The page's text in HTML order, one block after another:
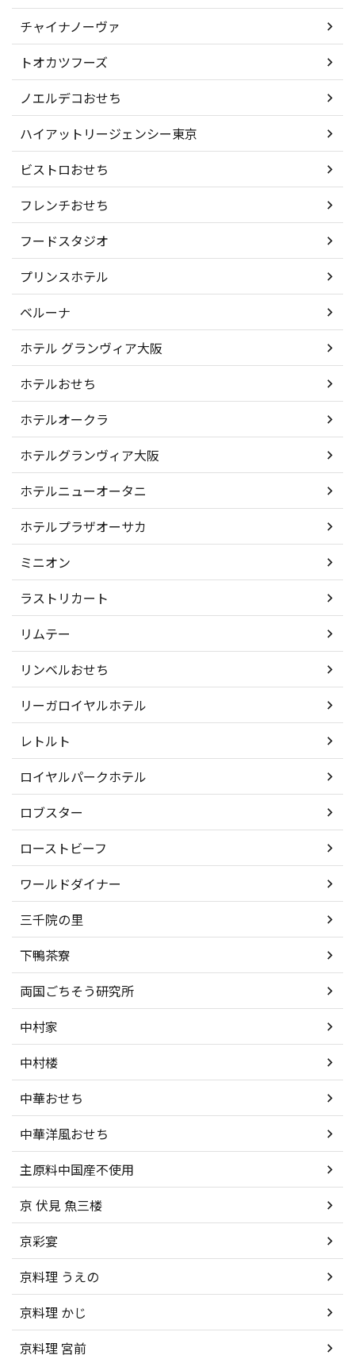
チャイナノーヴァ
トオカツフーズ
ノエルデコおせち
ハイアットリージェンシー東京
ビストロおせち
フレンチおせち
フードスタジオ
プリンスホテル
ベルーナ
ホテル グランヴィア大阪
ホテルおせち
ホテルオークラ
ホテルグランヴィア大阪
ホテルニューオータニ
ホテルプラザオーサカ
ミニオン
ラストリカート
リムテー
リンベルおせち
リーガロイヤルホテル
レトルト
ロイヤルパークホテル
ロブスター
ローストビーフ
ワールドダイナー
三千院の里
下鴨茶寮
両国ごちそう研究所
中村家
中村楼
中華おせち
中華洋風おせち
主原料中国産不使用
京 伏見 魚三楼
京彩宴
京料理 うえの
京料理 かじ
京料理 宮前